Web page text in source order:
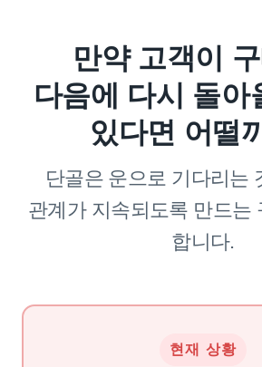
만약 고객이
다음에 다시 돌아
있다면 어떨
단골은 운으로 기다리는
관계가 지속되도록 만드는
합니다.
현재 상황